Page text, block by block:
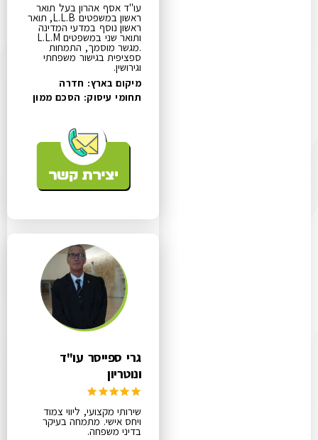
עו"ד אסף אהרון בעל תואר
ראשון במשפטים L.L.B, תואר
ראשון נוסף במדעי המדינה
ותואר שני במשפטים L.L.M
.מגשר מוסמך, התמחות
ספציפית בגישור משפחתי
וגירושין.
מיקום בארץ: חדרה
תחומי עיסוק: הסכם ממון
גרי ספייסר עו"ד
ונוטריון
שירותי מקצועי, ליווי צמוד
ויחס אישי. מתמחה בעיקר
בדיני משפחה.